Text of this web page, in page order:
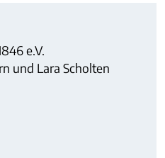
e.V.
und Lara Scholten